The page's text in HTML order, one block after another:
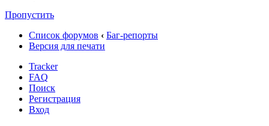
Пропустить
Список форумов ‹ Баг-репорты
Версия для печати
Tracker
FAQ
Поиск
Регистрация
Вход